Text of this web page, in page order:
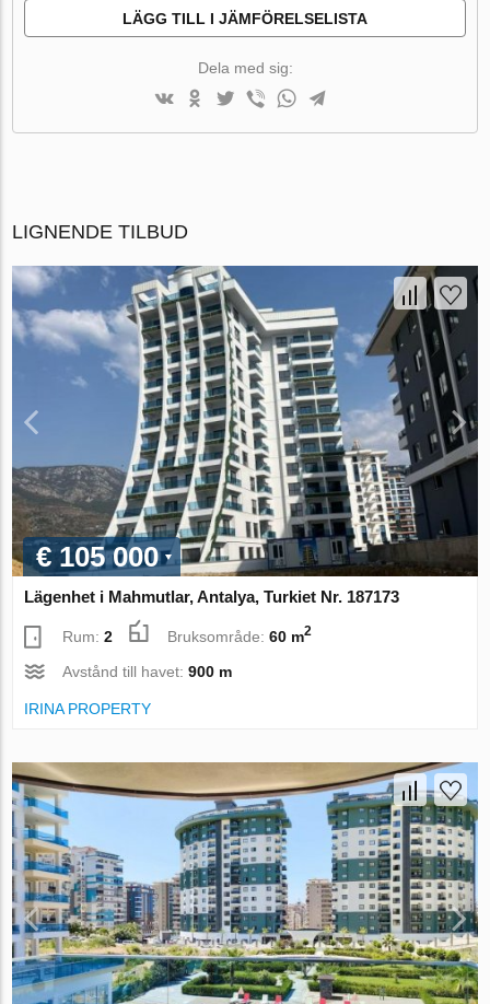
LÄGG TILL I JÄMFÖRELSELISTA
Dela med sig:
LIGNENDE TILBUD
€ 105 000
Lägenhet i Mahmutlar, Antalya, Turkiet Nr. 187173
Rum:2 Bruksområde:60 m2
Avstånd till havet:900 m
IRINA PROPERTY